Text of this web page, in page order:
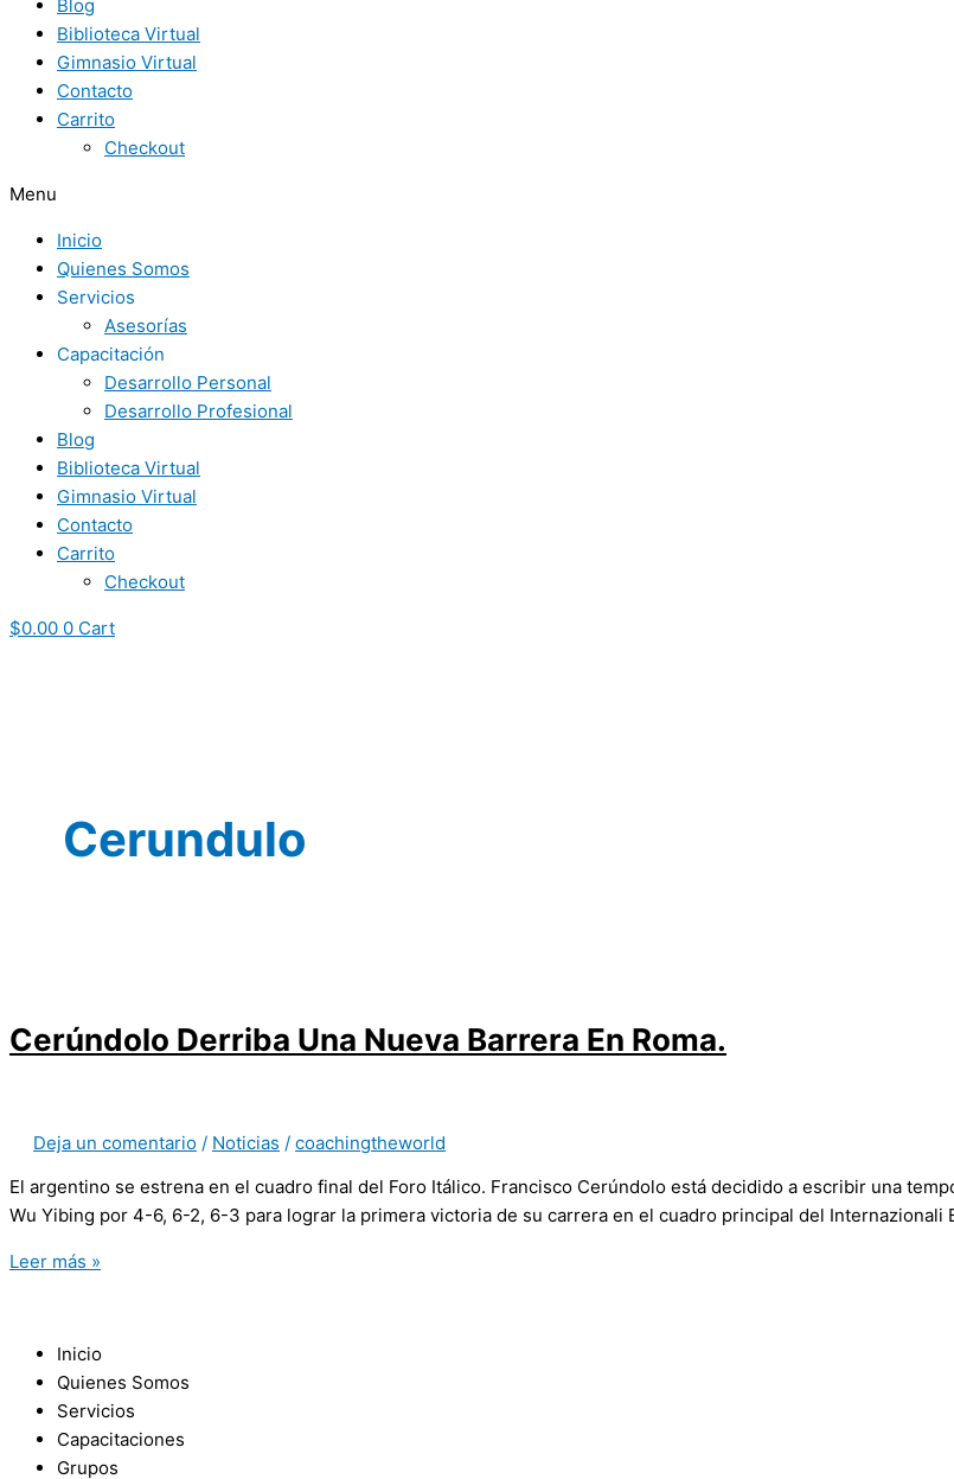
Blog
Biblioteca Virtual
Gimnasio Virtual
Contacto
Carrito
Checkout
Menu
Inicio
Quienes Somos
Servicios
Asesorías
Capacitación
Desarrollo Personal
Desarrollo Profesional
Blog
Biblioteca Virtual
Gimnasio Virtual
Contacto
Carrito
Checkout
$0.00 0 Cart
Cerundulo
Cerúndolo Derriba Una Nueva Barrera En Roma.
Deja un comentario / Noticias / coachingtheworld
El argentino se estrena en el cuadro final del Foro Itálico. Francisco Cerúndolo está decidido a escribir una
Wu Yibing por 4-6, 6-2, 6-3 para lograr la primera victoria de su carrera en el cuadro principal del Internazionali
Leer más »
Inicio
Quienes Somos
Servicios
Capacitaciones
Grupos